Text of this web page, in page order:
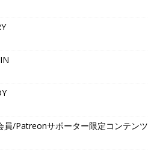
員/Patreonサポーター限定コンテンツ